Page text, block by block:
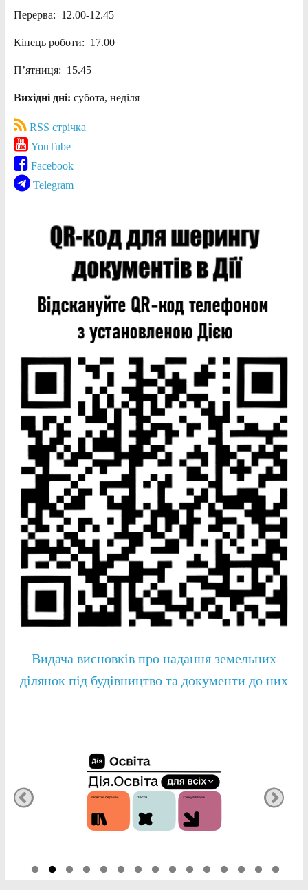
Перерва: 12.00-12.45
Кінець роботи: 17.00
П’ятниця: 15.45
Вихідні дні: субота, неділя
RSS стрічка
YouTube
Facebook
Telegram
Видача висновків про надання земельних
ділянок під будівництво та документи до них